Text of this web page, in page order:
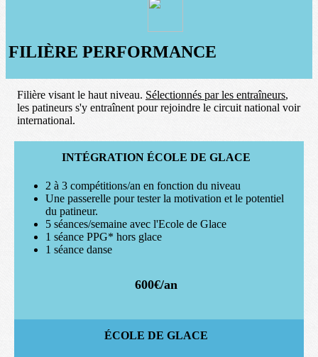
FILIÈRE PERFORMANCE
Filière visant le haut niveau. Sélectionnés par les entraîneurs,
les patineurs s'y entraînent pour rejoindre le circuit national voir
international.
INTÉGRATION ÉCOLE DE GLACE
2 à 3 compétitions/an en fonction du niveau
Une passerelle pour tester la motivation et le potentiel
du patineur.
5 séances/semaine avec l'Ecole de Glace
1 séance PPG* hors glace
1 séance danse
600€/an
ÉCOLE DE GLACE